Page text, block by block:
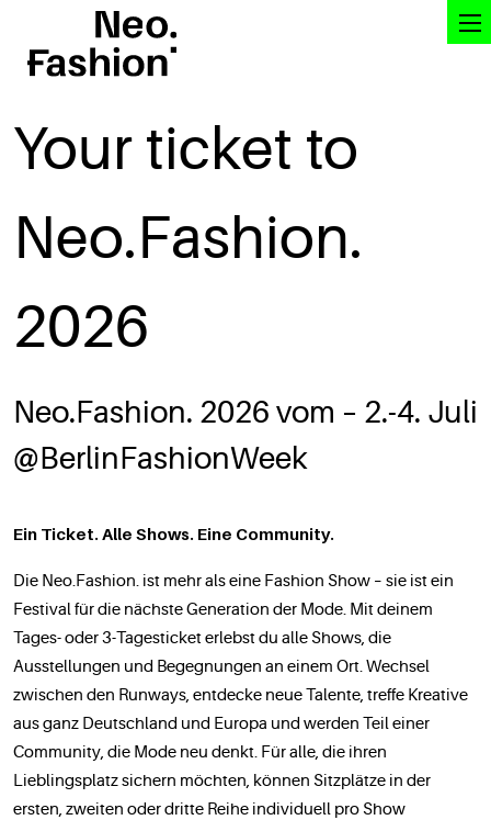
Your ticket to
Neo.Fashion.
2026
Neo.Fashion. 2026 vom – 2.-4. Juli
@BerlinFashionWeek
Ein Ticket. Alle Shows. Eine Community.
Die Neo.Fashion. ist mehr als eine Fashion Show – sie ist ein
Festival für die nächste Generation der Mode. Mit deinem
Tages- oder 3-Tagesticket erlebst du alle Shows, die
Ausstellungen und Begegnungen an einem Ort. Wechsel
zwischen den Runways, entdecke neue Talente, treffe Kreative
aus ganz Deutschland und Europa und werden Teil einer
Community, die Mode neu denkt. Für alle, die ihren
Lieblingsplatz sichern möchten, können Sitzplätze in der
ersten, zweiten oder dritte Reihe individuell pro Show